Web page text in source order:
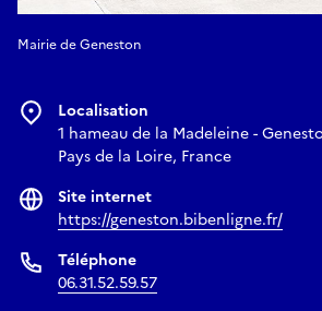
Mairie de Geneston
Localisation
1 hameau de la Madeleine -
Pays de la Loire, France
Site internet
https://geneston.bibenligne.fr/
Téléphone
06.31.52.59.57